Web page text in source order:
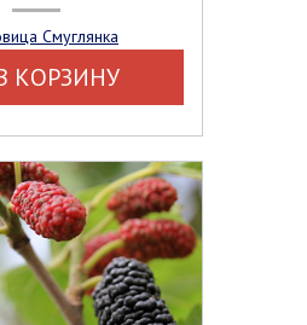
Смуглянка
КОРЗИНУ